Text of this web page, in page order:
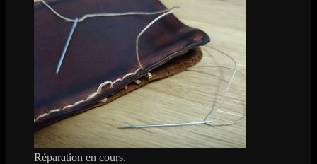
Réparation en cours.